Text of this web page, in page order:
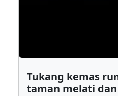
Tukang kemas
taman melati